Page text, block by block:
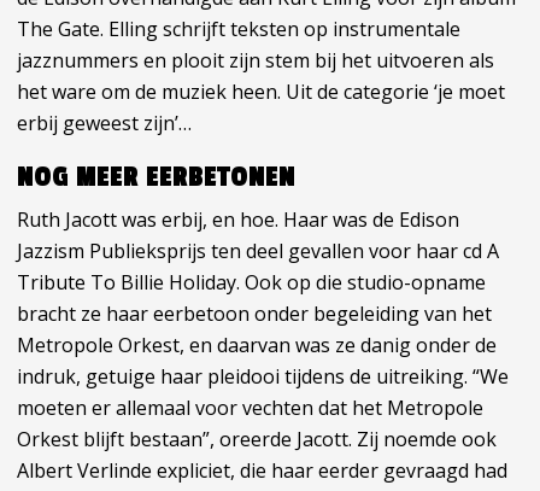
The Gate. Elling schrijft teksten op instrumentale
jazznummers en plooit zijn stem bij het uitvoeren als
het ware om de muziek heen. Uit de categorie ‘je moet
erbij geweest zijn’…
NOG MEER EERBETONEN
Ruth Jacott was erbij, en hoe. Haar was de Edison
Jazzism Publieksprijs ten deel gevallen voor haar cd A
Tribute To Billie Holiday. Ook op die studio-opname
bracht ze haar eerbetoon onder begeleiding van het
Metropole Orkest, en daarvan was ze danig onder de
indruk, getuige haar pleidooi tijdens de uitreiking. “We
moeten er allemaal voor vechten dat het Metropole
Orkest blijft bestaan”, oreerde Jacott. Zij noemde ook
Albert Verlinde expliciet, die haar eerder gevraagd had